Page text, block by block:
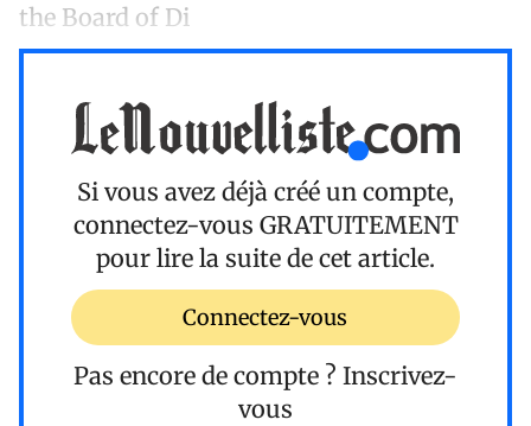
the Board of Di
Si vous avez déjà créé un compte,
connectez-vous GRATUITEMENT
pour lire la suite de cet article.
Connectez-vous
Pas encore de compte ? Inscrivez-
vous